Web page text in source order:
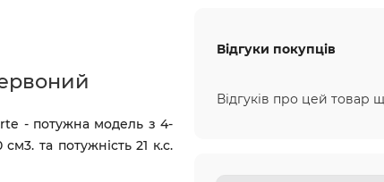
- потужна модель з 4-
та потужність 21 к.с.
Відгуки покупців
Відгуків про цей товар